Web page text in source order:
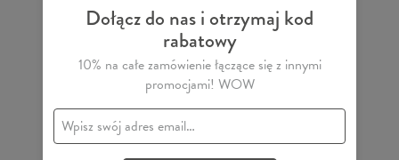
Dołącz do nas i otrzymaj kod
rabatowy
10% na całe zamówienie łączące się z innymi
promocjami! WOW